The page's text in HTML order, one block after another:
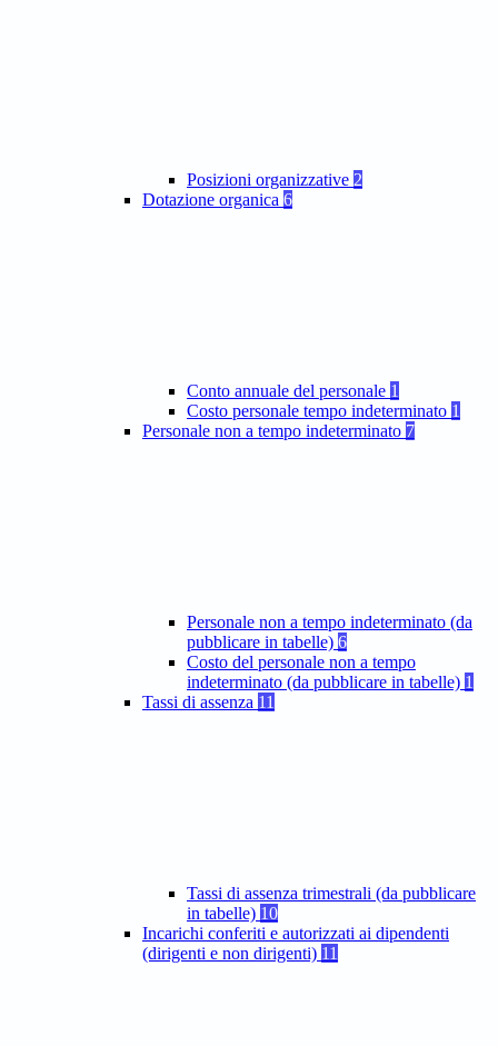
Posizioni organizzative 2
Dotazione organica 6
Conto annuale del personale 1
Costo personale tempo indeterminato 1
Personale non a tempo indeterminato 7
Personale non a tempo indeterminato (da
pubblicare in tabelle) 6
Costo del personale non a tempo
indeterminato (da pubblicare in tabelle) 1
Tassi di assenza 11
Tassi di assenza trimestrali (da pubblicare
in tabelle) 10
Incarichi conferiti e autorizzati ai dipendenti
(dirigenti e non dirigenti) 11